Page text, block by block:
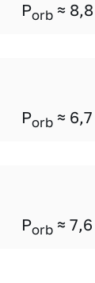
Porb ≈ 8,8
Porb ≈ 6,7
Porb ≈ 7,6